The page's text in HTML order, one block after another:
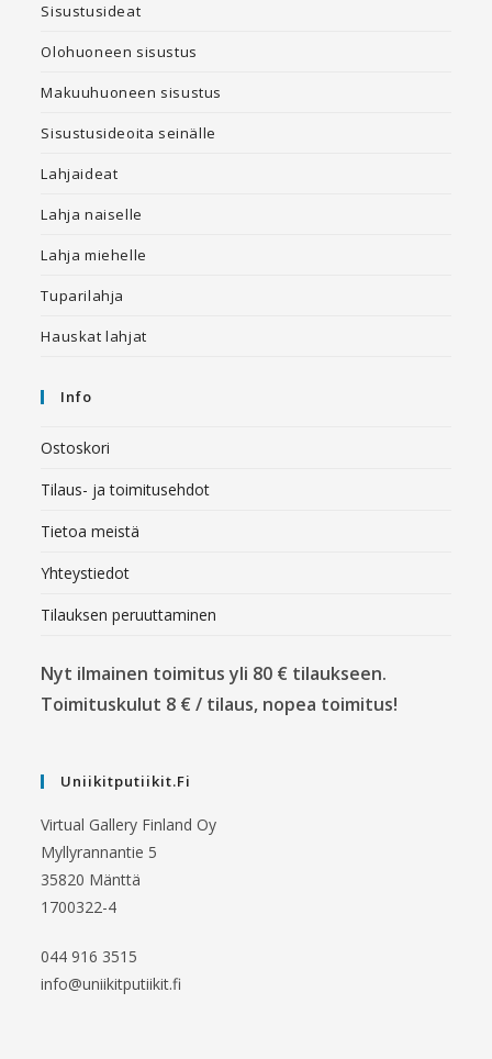
Sisustusideat
Olohuoneen sisustus
Makuuhuoneen sisustus
Sisustusideoita seinälle
Lahjaideat
Lahja naiselle
Lahja miehelle
Tuparilahja
Hauskat lahjat
Info
Ostoskori
Tilaus- ja toimitusehdot
Tietoa meistä
Yhteystiedot
Tilauksen peruuttaminen
Nyt ilmainen toimitus yli 80 € tilaukseen.
Toimituskulut 8 € / tilaus, nopea toimitus!
Uniikitputiikit.fi
Virtual Gallery Finland Oy
Myllyrannantie 5
35820 Mänttä
1700322-4
044 916 3515
info@uniikitputiikit.fi